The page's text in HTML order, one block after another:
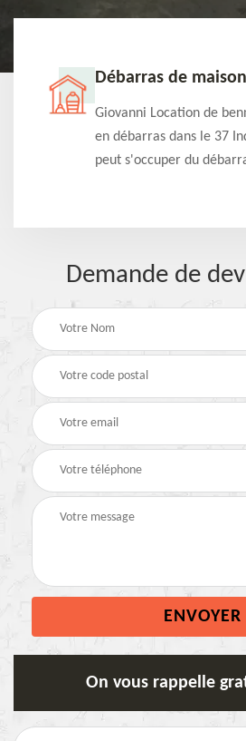
Débarras de
Giovanni Location de
en débarras dans le 37
peut s'occuper du
Demande de
On vous rappelle